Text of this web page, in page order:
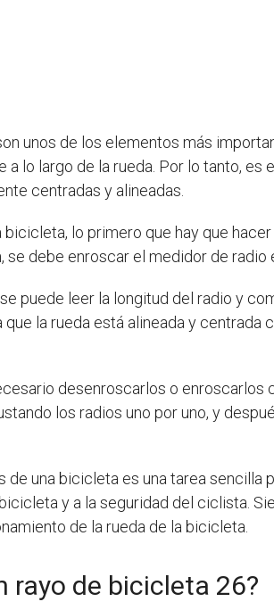
unos de los elementos más
lo largo de la rueda. Por lo tanto,
centradas y alineadas.
bicicleta, lo primero que hay que
se debe enroscar el medidor de
puede leer la longitud del radio y
la rueda está alineada y
desenroscarlos o
los radios uno por uno, y
de una bicicleta es una tarea
y a la seguridad del ciclista.
de la rueda de la bicicleta.
rayo de bicicleta 26?